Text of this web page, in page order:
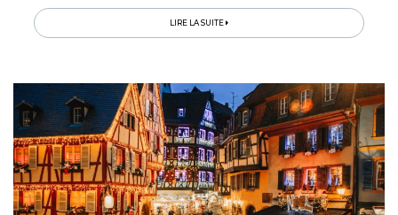
qu’il...
LIRE LA SUITE